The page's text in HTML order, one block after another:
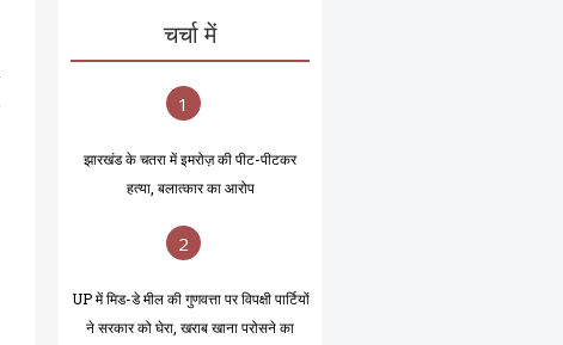
चर्चा में
1
झारखंड के चतरा में इमरोज़ की पीट-पीटकर
हत्या, बलात्कार का आरोप
2
UP में मिड-डे मील की गुणवत्ता पर विपक्षी पार्टियों
ने सरकार को घेरा, खराब खाना परोसने का